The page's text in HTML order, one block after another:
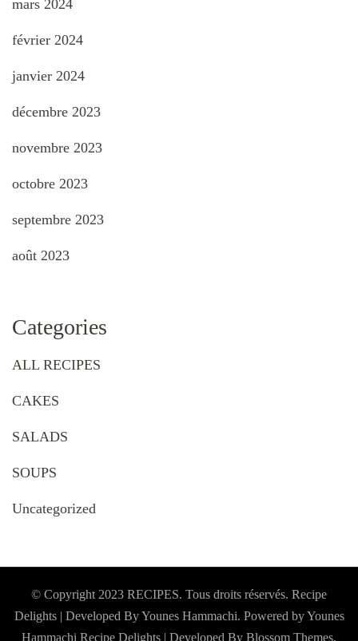
mars 2024
février 2024
janvier 2024
décembre 2023
novembre 2023
octobre 2023
septembre 2023
août 2023
Categories
ALL RECIPES
CAKES
SALADS
SOUPS
Uncategorized
© Copyright 2023 RECIPES. Tous droits réservés. Recipe
Delights | Developed By Younes Hammachi. Powered by Younes
Hammachi Recipe Delights | Developed By Blossom Themes.